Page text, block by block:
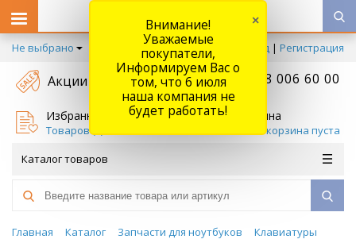
Не выбрано Вход | Регистрация
Акции +7 778 006 60 00
Избранное
Товаров (
Корзина
Ваша корзина пуста
Каталог товаров
Главная Каталог Запчасти для ноутбуков
Клавиатуры
Внимание!
Уважаемые
покупатели,
Информируем Вас о
том, что 6 июля
наша компания не
будет работать!
×